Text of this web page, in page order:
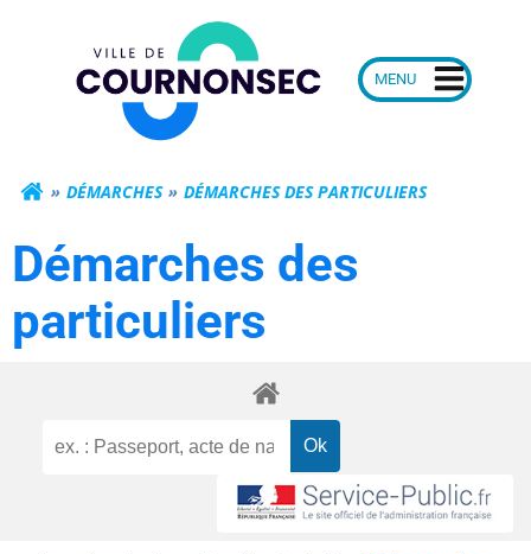
Mairie de
DÉMARCHES DÉMARCHES DES PARTICULIERS
Démarches des
particuliers